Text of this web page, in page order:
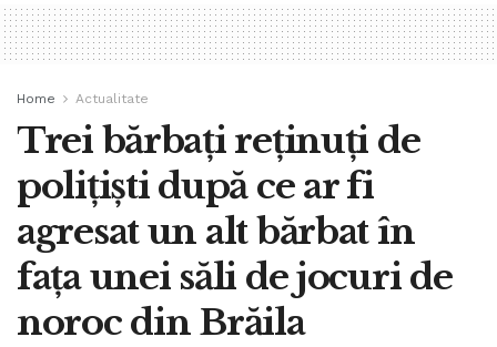
Home Actualitate
Trei bărbați reținuți de
polițiști după ce ar fi
agresat un alt bărbat în
fața unei săli de jocuri de
noroc din Brăila